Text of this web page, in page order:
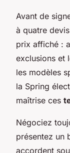
Avant de
à quatre
prix affiché :
exclusions et
les modèles
la Spring
maîtrise ces
Négociez
présentez un
accordent